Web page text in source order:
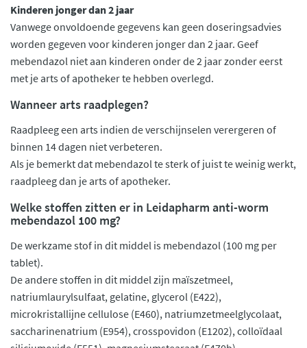
Kinderen jonger dan 2 jaar
Vanwege onvoldoende gegevens kan geen doseringsadvies
worden gegeven voor kinderen jonger dan 2 jaar. Geef
mebendazol niet aan kinderen onder de 2 jaar zonder eerst
met je arts of apotheker te hebben overlegd.
Wanneer arts raadplegen?
Raadpleeg een arts indien de verschijnselen verergeren of
binnen 14 dagen niet verbeteren.
Als je bemerkt dat mebendazol te sterk of juist te weinig werkt,
raadpleeg dan je arts of apotheker.
Welke stoffen zitten er in Leidapharm anti-worm
mebendazol 100 mg?
De werkzame stof in dit middel is mebendazol (100 mg per
tablet).
De andere stoffen in dit middel zijn maïszetmeel,
natriumlaurylsulfaat, gelatine, glycerol (E422),
microkristallijne cellulose (E460), natriumzetmeelglycolaat,
saccharinenatrium (E954), crosspovidon (E1202), colloïdaal